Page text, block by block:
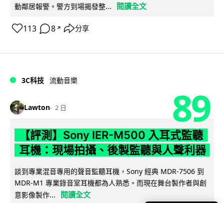
動鄰居報警。警方到場揭發整...
閱讀全文
113 8 ↗ 分享
3C科技 流動音樂
Lawton 2 日 89
【評測】Sony IER-M500 入耳式監聽
耳機：現場拍攝、後製監聽與人聲利器
談到專業混音專用的聲音監聽耳機，Sony 經典 MDR-7506 到
MDR-M1 專業錄音室耳機都為人熟悉。而現在舞台製作者與創
意影像製作...
閱讀全文